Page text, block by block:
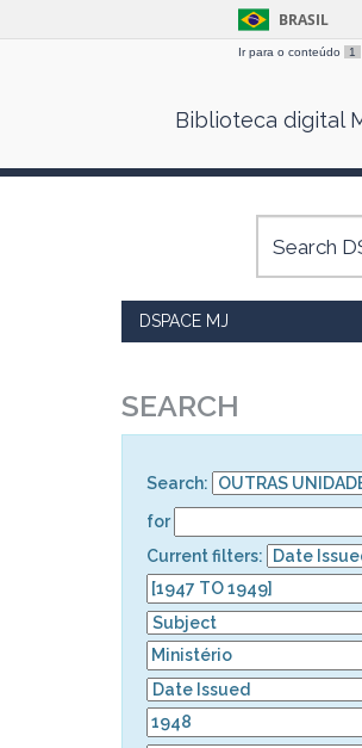
BRASIL
Ir para o conteúdo 1
Biblioteca digital
DSPACE MJ
SEARCH
Search:
for
Current filters: